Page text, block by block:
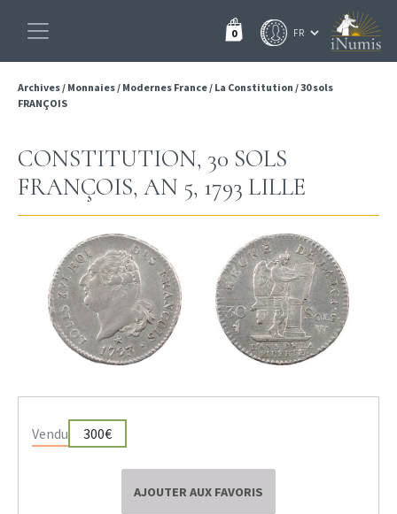
0
Archives/ Monnaies/ Modernes France/ La Constitution /30 sols
FRANÇOIS
CONSTITUTION, 30 SOLS
FRANÇOIS, AN 5, 1793 LILLE
Vendu 300€
AJOUTER AUX FAVORIS